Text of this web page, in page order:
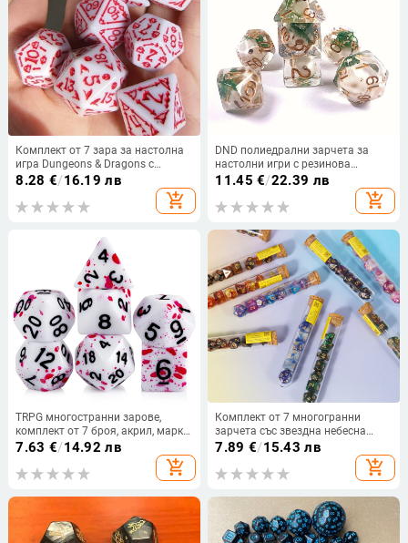
Комплект от 7 зара за настолна
игра Dungeons & Dragons с
елементи на Хелоуин (акрилни
налична персонализация,
8.28 €/16.19 лв
add_shopping_cart
DND полиедрални зарчета за
настолни игри с резинова
обвивка и гравиран череп
11.45 €/22.39 лв
add_shopping_cart
TRPG многостранни зарове,
комплект от 7 броя, акрил, марка
Middle One, за DND
7.63 €/14.92 лв
add_shopping_cart
Комплект от 7 многогранни
зарчета със звездна небесна
тема, опаковани в тръбичка за
реактиви за настолни RPG игри
7.89 €/15.43 лв
add_shopping_cart